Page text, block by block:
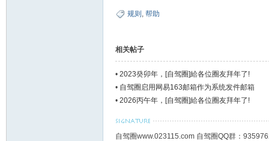
规则 , 帮助
相关帖子
• 2023癸卯年，[自驾圈]給各位圈友拜年了!
• 自驾圈启用网易163邮箱作为系统发件邮箱
• 2026丙午年，[自驾圈]給各位圈友拜年了!
自驾圈www.023115.com 自驾圈QQ群：